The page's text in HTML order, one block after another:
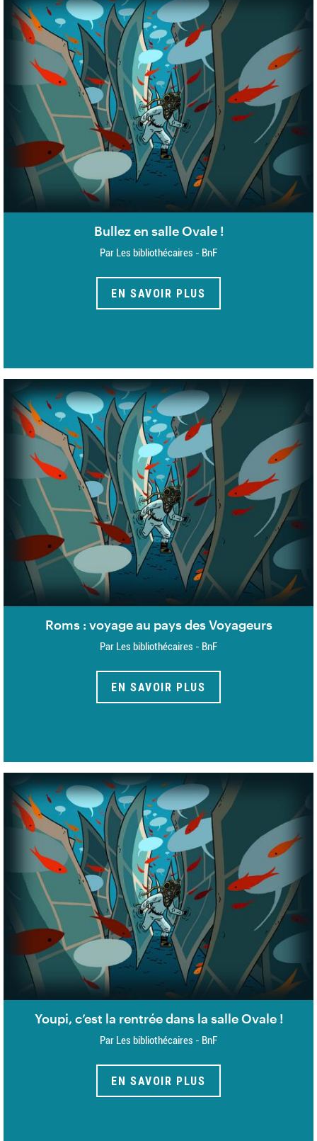
Bullez en salle Ovale !
Par Les bibliothécaires - BnF
EN SAVOIR PLUS
Roms : voyage au pays des Voyageurs
Par Les bibliothécaires - BnF
EN SAVOIR PLUS
Youpi, c’est la rentrée dans la salle Ovale !
Par Les bibliothécaires - BnF
EN SAVOIR PLUS